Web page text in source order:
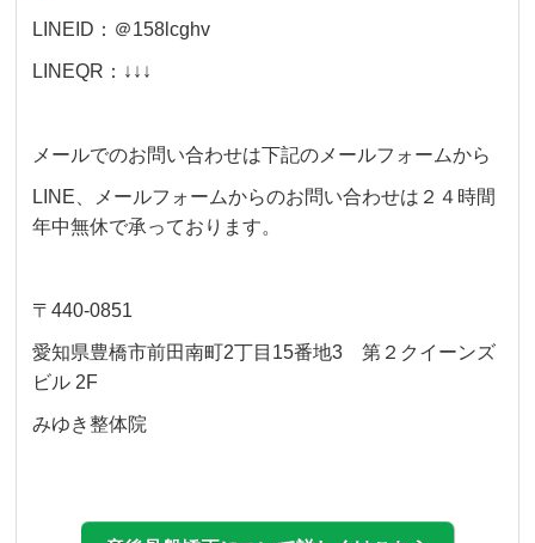
LINEID：＠158lcghv
LINEQR：↓↓↓
メールでのお問い合わせは下記のメールフォームから
LINE、メールフォームからのお問い合わせは２４時間
年中無休で承っております。
〒440-0851
愛知県豊橋市前田南町2丁目15番地3 第２クイーンズ
ビル 2F
みゆき整体院